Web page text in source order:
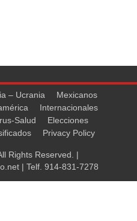
– Ucrania
Mexicanos
Internacionales
Salud
Elecciones
Privacy Policy
Rights Reserved. |
| Telf. 914-831-7278